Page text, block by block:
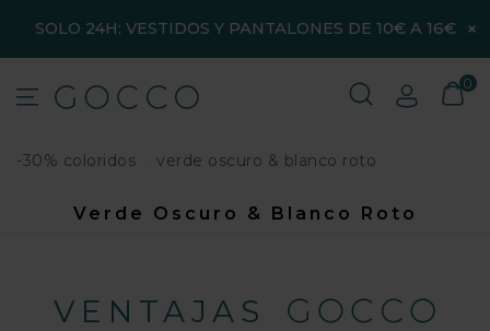
SOLO 24H: VESTIDOS Y PANTALONES DE 10€ A 16€ ×
0
-30% coloridos verde oscuro & blanco roto
Verde Oscuro & Blanco Roto
VENTAJAS